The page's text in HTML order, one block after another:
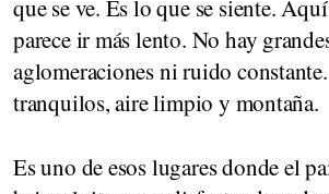
que se ve. Es lo que se siente.
parece ir más lento. No hay
aglomeraciones ni ruido
tranquilos, aire limpio y montaña.
Es uno de esos lugares donde el